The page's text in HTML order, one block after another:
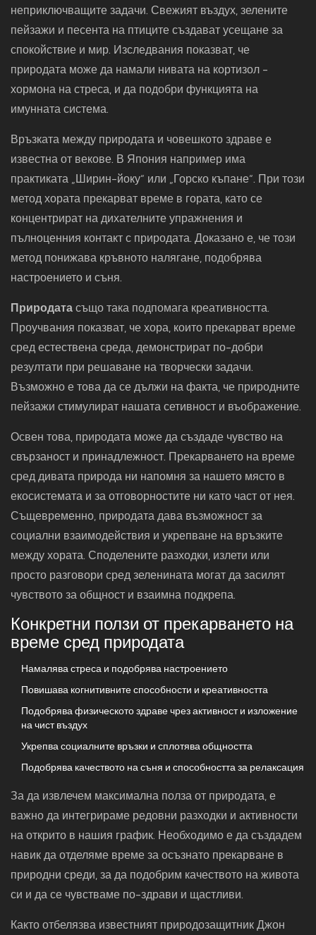
неприключващите задачи. Свежият въздух, зелените
пейзажи и песента на птиците създават усещане за
спокойствие и мир. Изследвания показват, че
природата може да намали нивата на кортизол -
хормона на стреса, и да подобри функцията на
имунната система.
Връзката между природата и човешкото здраве е
известна от векове. В Япония например има
практиката „Ширин-йоку“ или „Горско къпане“. При този
метод хората прекарват време в гората, като се
концентрират на дихателните упражнения и
пълноценния контакт с природата. Доказано е, че този
метод понижава кръвното налягане, подобрява
настроението и съня.
Природатасъщо така подпомага креативността.
Проучвания показват, че хора, които прекарват време
сред естествена среда, демонстрират по-добри
резултати при решаване на творчески задачи.
Възможно е това да се дължи на факта, че природните
пейзажи стимулират нашата сетивност и въображение.
Освен това, природата може да създаде чувство на
свързаност и принадлежност. Прекарването на време
сред дивата природа ни напомня за нашето място в
екосистемата и за отговорностите ни като част от нея.
Същевременно, природата дава възможност за
социални взаимодействия и укрепване на връзките
между хората. Споделените разходки, излети или
просто разговори сред зеленината могат да засилят
чувството за общност и взаимна подкрепа.
Конкретни ползи от прекарването на
време сред природата
Намалява стреса и подобрява настроението
Повишава когнитивните способности и креативността
Подобрява физическото здраве чрез активност и изложение
на чист въздух
Укрепва социалните връзки и сплотява общността
Подобрява качеството на съня и способността за релаксация
За да извлечем максимална полза от природата, е
важно да интегрираме редовни разходки и активности
на открито в нашия график. Необходимо е да създадем
навик да отделяме време за осъзнато прекарване в
природни среди, за да подобрим качеството на живота
си и да се чувстваме по-здрави и щастливи.
Както отбелязва известният природозащитник Джон